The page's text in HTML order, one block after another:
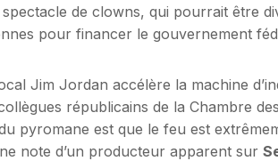
de clowns, qui pourrait être
pour financer le gouvernement
Jim Jordan accélère la machine
républicains de la Chambre
pyromane est que le feu est
note d’un producteur apparent sur